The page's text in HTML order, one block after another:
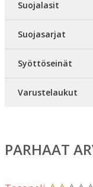
Suojalasit
Suojasarjat
Syöttöseinät
Varustelaukut
PARHAAT